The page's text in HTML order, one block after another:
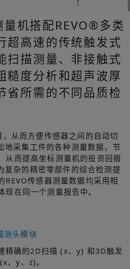
机搭配REVO®多类
超高速的传统触发式
扫描测量、非接触式
糙度分析和超声波厚
省所需的不同品质检
从而方便传感器之间的自动切
地采集工件的各种测量数据，节
从而提高坐标测量机的投资回报
复杂的精密零部件的综合检测提
REVO传感器测量数据均采用相
在同一个测量报告中。
测头模块
精确的2D扫描 (x、y) 和3D触发
、y、z)。